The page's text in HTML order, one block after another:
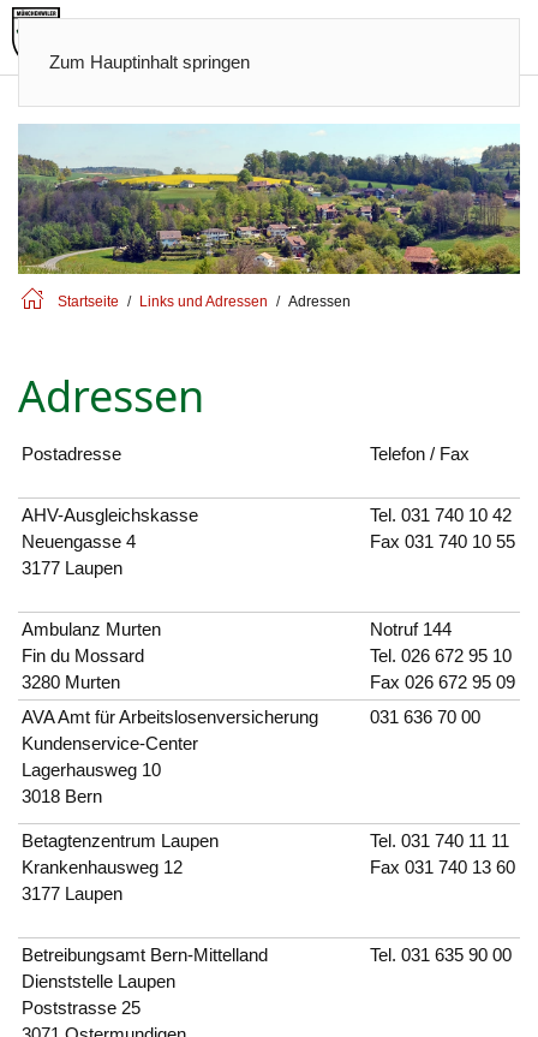
Zum Hauptinhalt springen
Startseite Links und Adressen Adressen
Adressen
Postadresse Telefon / Fax
AHV-Ausgleichskasse
Neuengasse 4
3177 Laupen
Tel. 031 740 10 42
Fax 031 740 10 55
Ambulanz Murten
Fin du Mossard
3280 Murten
Notruf 144
Tel. 026 672 95 10
Fax 026 672 95 09
AVA Amt für Arbeitslosenversicherung
Kundenservice-Center
Lagerhausweg 10
3018 Bern
031 636 70 00
Betagtenzentrum Laupen
Krankenhausweg 12
3177 Laupen
Tel. 031 740 11 11
Fax 031 740 13 60
Betreibungsamt Bern-Mittelland
Dienststelle Laupen
Poststrasse 25
Tel. 031 635 90 00